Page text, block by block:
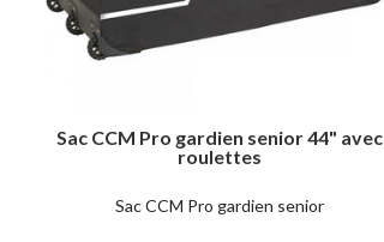
Sac CCM Pro gardien senior 44" avec
roulettes
Sac CCM Pro gardien senior